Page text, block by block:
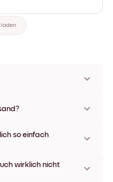
laden
und Rahmenfarben,
an. Den Trackinglink
zugeschickt.
so einfach
die Wände dabei zu
wirklich nicht